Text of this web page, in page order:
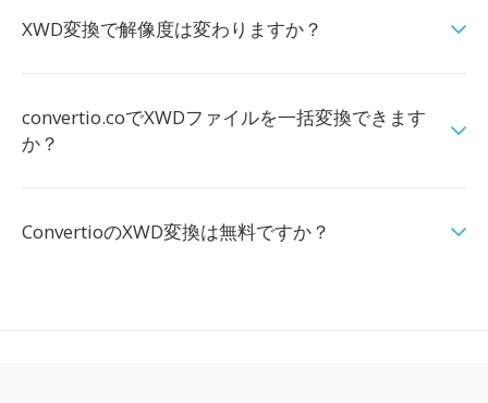
XWD変換で解像度は変わりますか？
convertio.coでXWDファイルを一括変換できます
か？
ConvertioのXWD変換は無料ですか？